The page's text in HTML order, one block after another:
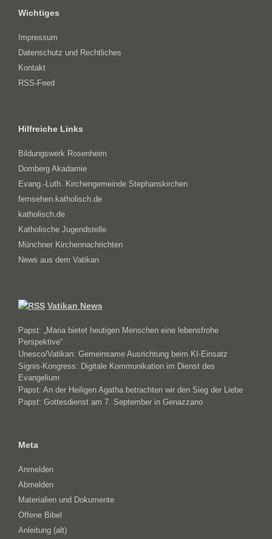
Wichtiges
Impressum
Datenschutz und Rechtliches
Kontakt
RSS-Feed
Hilfreiche Links
Bildungswerk Rosenheim
Domberg Akadamie
Evang.-Luth. Kirchengemeinde Stephanskirchen
fernsehen.katholisch.de
katholisch.de
Katholische Jugendstelle
Münchner Kirchennachrichten
News aus dem Vatikan
Vatikan News
Papst: „Maria bietet heutigen Menschen eine lebensfrohe
Perspektive“
Unesco/Vatikan: Gemeinsame Ausrichtung beim KI-Einsatz
Signis-Kongress: Digitale Kommunikation im Dienst des
Evangelium
Papst: An der Heiligen Agatha betrachten wir den Sieg der Liebe
Papst: Gottesdienst am 7. September in Genazzano
Meta
Anmelden
Abmelden
Materialien und Dokumente
Offene Bibel
Anleitung (alt)